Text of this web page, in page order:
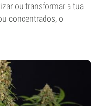
ou transformar a tua
concentrados, o